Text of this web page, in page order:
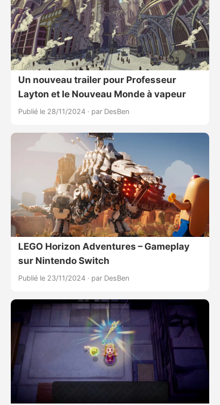
Un nouveau trailer pour Professeur
Layton et le Nouveau Monde à vapeur
Publié le 28/11/2024 · par DesBen
LEGO Horizon Adventures – Gameplay
sur Nintendo Switch
Publié le 23/11/2024 · par DesBen